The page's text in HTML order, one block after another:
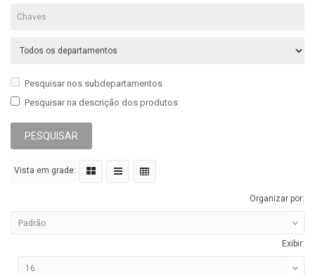
Pesquisar nos subdepartamentos
Pesquisar na descrição dos produtos
Vista em grade:
Organizar por:
Exibir: